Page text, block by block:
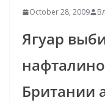
October 28, 2009
Ягуар
Британии